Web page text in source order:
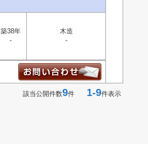
築38年
-
木造
-
該当公開件数9件 1-9件表示